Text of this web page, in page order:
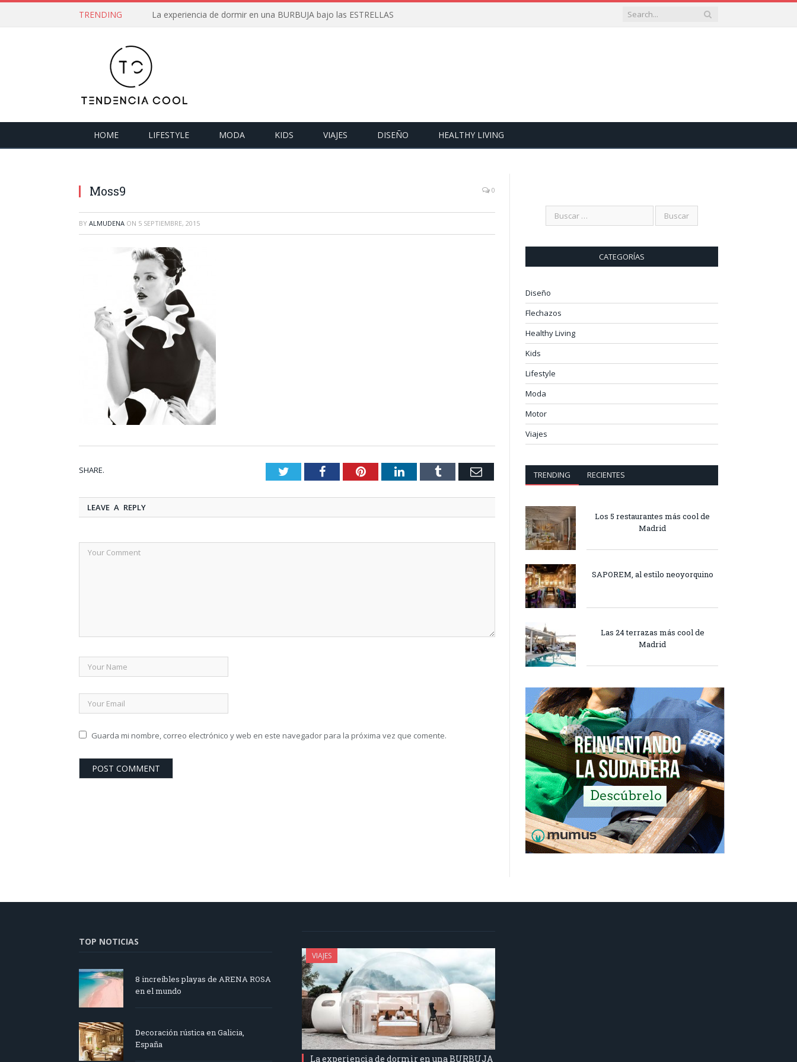
TRENDING La experiencia de dormir en una BURBUJA bajo las ESTRELLAS
HOME LIFESTYLE MODA KIDS VIAJES DISEÑO HEALTHY LIVING
Moss9 0
BY ALMUDENA ON 5 SEPTIEMBRE, 2015
SHARE. TwitterFacebookPinterestLinkedInTumblr Email
LEAVE A REPLY
Guarda mi nombre, correo electrónico y web en este navegador para la próxima vez que comente.
CATEGORÍAS
Diseño
Flechazos
Healthy Living
Kids
Lifestyle
Moda
Motor
Viajes
TRENDING RECIENTES
Los 5 restaurantes más cool de
Madrid
SAPOREM, al estilo neoyorquino
Las 24 terrazas más cool de
Madrid
TOP NOTICIAS
8 increíbles playas de ARENA ROSA
en el mundo
Decoración rústica en Galicia,
España
VIAJES
La experiencia de dormir en una BURBUJA